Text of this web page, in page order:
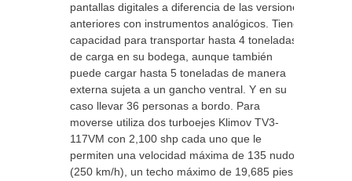
pantallas digitales a diferencia de las versiones
anteriores con instrumentos analógicos. Tiene
capacidad para transportar hasta 4 toneladas
de carga en su bodega, aunque también
puede cargar hasta 5 toneladas de manera
externa sujeta a un gancho ventral. Y en su
caso llevar 36 personas a bordo. Para
moverse utiliza dos turboejes Klimov TV3-
117VM con 2,100 shp cada uno que le
permiten una velocidad máxima de 135 nudos
(250 km/h), un techo máximo de 19,685 pies